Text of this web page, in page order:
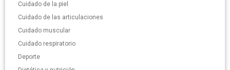
Cuidado de la piel
Cuidado de las articulaciones
Cuidado muscular
Cuidado respiratorio
Deporte